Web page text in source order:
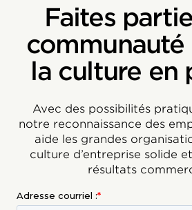
Faites
la culture en
Avec des possibilités
notre reconnaissance des
aide les grandes
culture d’entreprise solide
résultats